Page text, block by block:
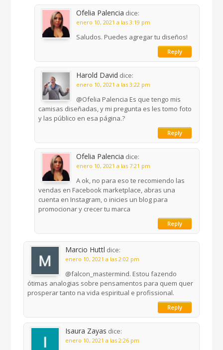
Ofelia Palencia dice:
enero 10, 2021 a las 3:19 pm
Saludos. Puedes agregar tu diseños!
Reply
Harold David dice:
enero 10, 2021 a las 3:22 pm
@Ofelia Palencia Es que tengo mis
camisas diseñadas, y mi pregunta es les tomo foto
y las público en esa página.?
Reply
Ofelia Palencia dice:
enero 10, 2021 a las 7:21 pm
A ok, no para eso te recomiendo las
vendas en Facebook marketplace, abras una
cuenta en Instagram, o inicies un blog para
promocionar y crecer tu marca
Reply
Marcio Huttl dice:
enero 10, 2021 a las 2:02 pm
@falcon_mastermind. Estou fazendo
ótimas analogias sobre pensamentos para quem quer
prosperar tanto na vida espiritual e profissional.
Reply
Isaura Zayas dice:
enero 10, 2021 a las 2:26 pm